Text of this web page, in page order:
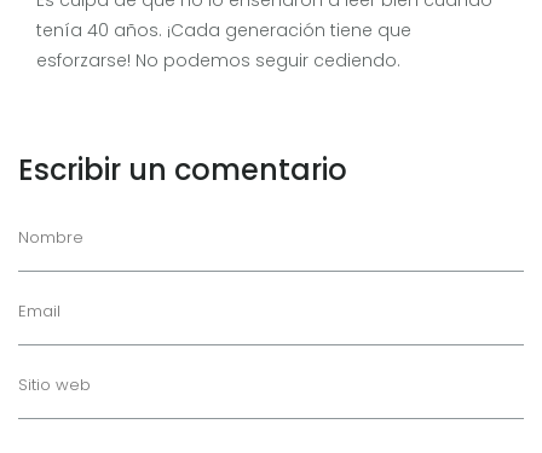
tenía 40 años. ¡Cada generación tiene que
esforzarse! No podemos seguir cediendo.
Escribir un comentario